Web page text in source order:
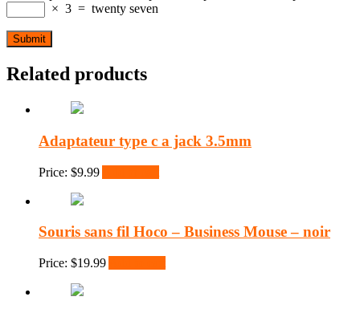
× 3 = twenty seven
Related products
Adaptateur type c a jack 3.5mm
Price: $9.99
Souris sans fil Hoco – Business Mouse – noir
Price: $19.99